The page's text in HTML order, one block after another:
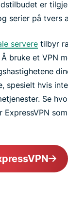
er
serier på tvers
serveretilbyr
bruke et VPN
spesielt hvis
Se
ExpressVPN